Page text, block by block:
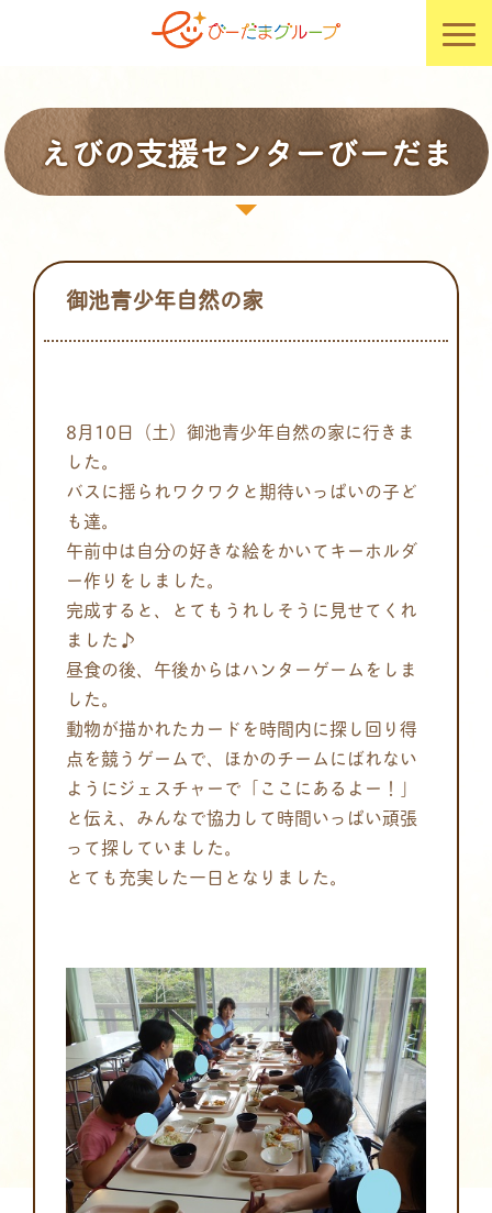
えびの支援センターびーだま
御池青少年自然の家
8月10日（土）御池青少年自然の家に行きま
した。
バスに揺られワクワクと期待いっぱいの子ど
も達。
午前中は自分の好きな絵をかいてキーホルダ
ー作りをしました。
完成すると、とてもうれしそうに見せてくれ
ました♪
昼食の後、午後からはハンターゲームをしま
した。
動物が描かれたカードを時間内に探し回り得
点を競うゲームで、ほかのチームにばれない
ようにジェスチャーで「ここにあるよー！」
と伝え、みんなで協力して時間いっぱい頑張
って探していました。
とても充実した一日となりました。